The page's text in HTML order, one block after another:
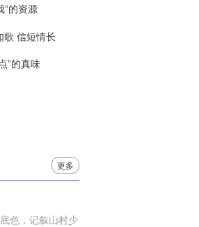
”的资源
歌 信短情长
”的真味
更多
色，记叙山村少